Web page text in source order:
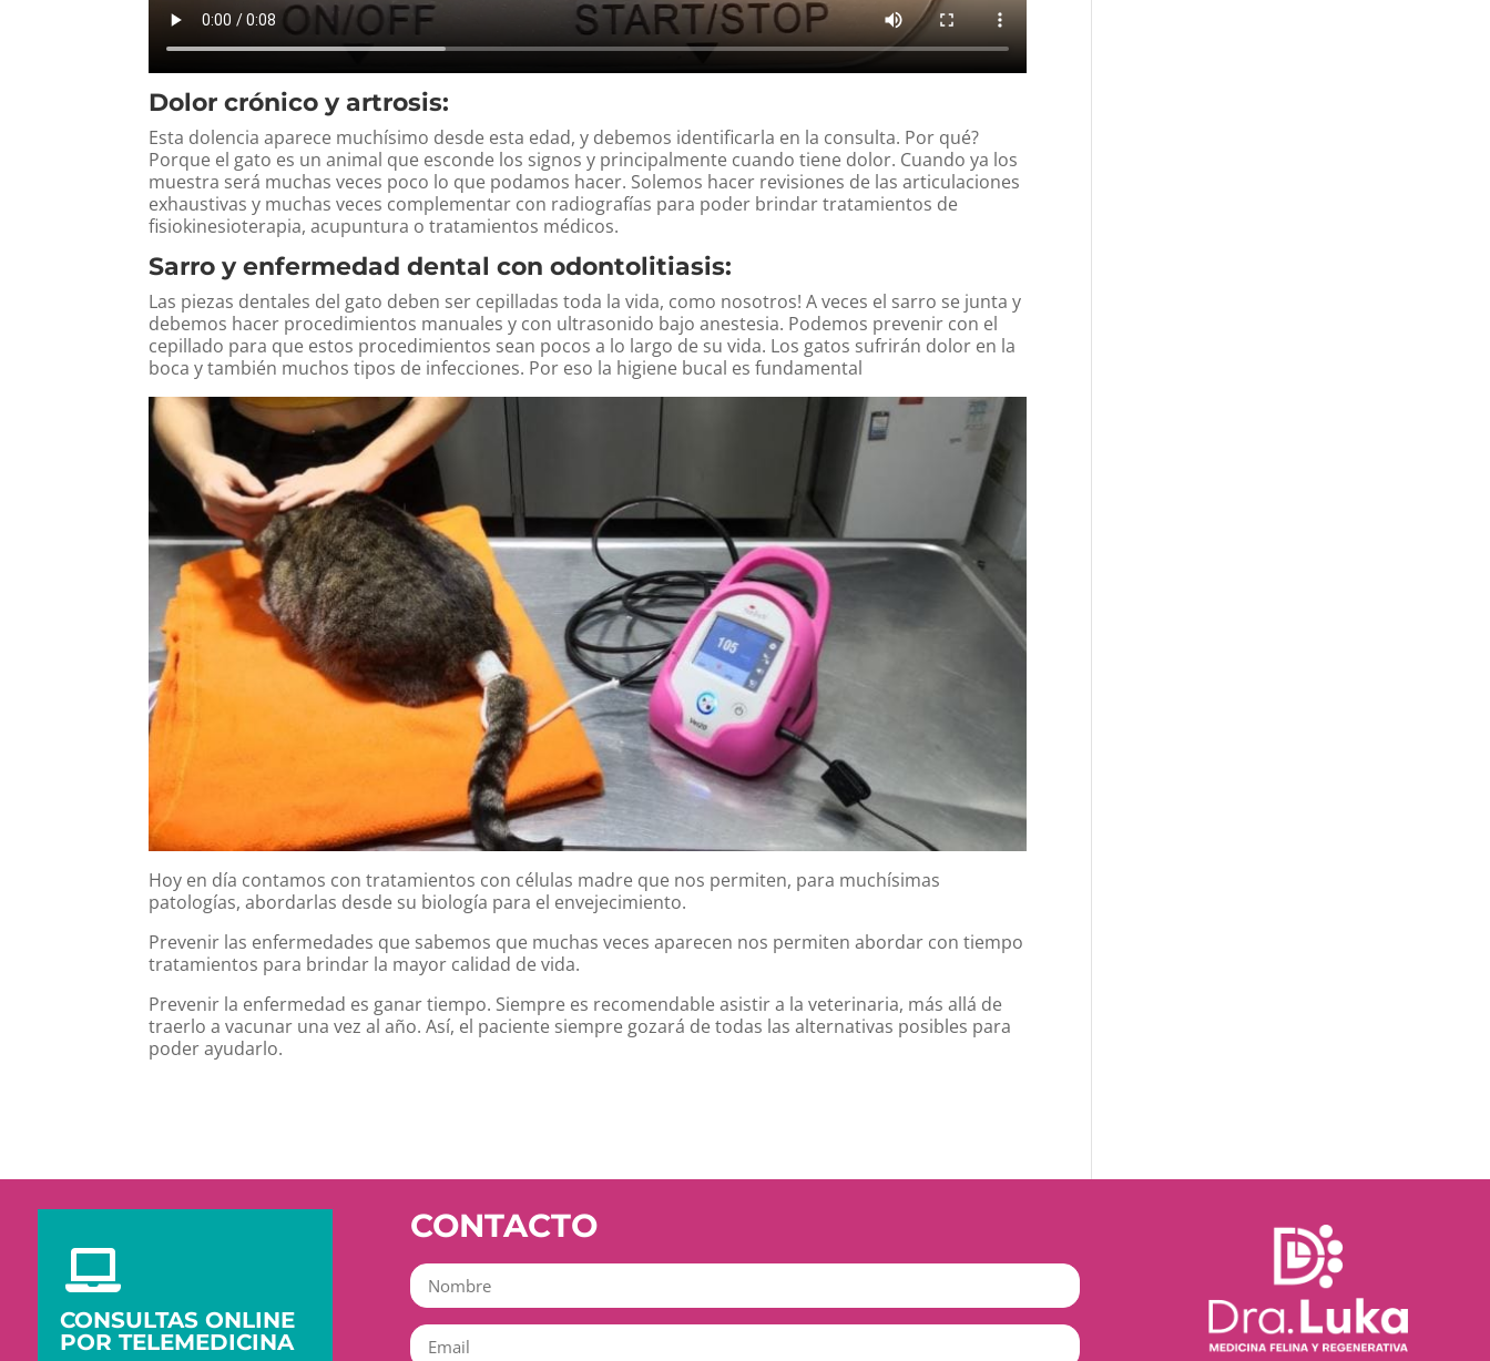
Dolor crónico y artrosis:
Esta dolencia aparece muchísimo desde esta edad, y debemos identificarla en la consulta. Por qué?
Porque el gato es un animal que esconde los signos y principalmente cuando tiene dolor. Cuando ya los
muestra será muchas veces poco lo que podamos hacer. Solemos hacer revisiones de las articulaciones
exhaustivas y muchas veces complementar con radiografías para poder brindar tratamientos de
fisiokinesioterapia, acupuntura o tratamientos médicos.
Sarro y enfermedad dental con odontolitiasis:
Las piezas dentales del gato deben ser cepilladas toda la vida, como nosotros! A veces el sarro se junta y
debemos hacer procedimientos manuales y con ultrasonido bajo anestesia. Podemos prevenir con el
cepillado para que estos procedimientos sean pocos a lo largo de su vida. Los gatos sufrirán dolor en la
boca y también muchos tipos de infecciones. Por eso la higiene bucal es fundamental
Hoy en día contamos con tratamientos con células madre que nos permiten, para muchísimas
patologías, abordarlas desde su biología para el envejecimiento.
Prevenir las enfermedades que sabemos que muchas veces aparecen nos permiten abordar con tiempo
tratamientos para brindar la mayor calidad de vida.
Prevenir la enfermedad es ganar tiempo. Siempre es recomendable asistir a la veterinaria, más allá de
traerlo a vacunar una vez al año. Así, el paciente siempre gozará de todas las alternativas posibles para
poder ayudarlo.

CONSULTAS ONLINE
POR TELEMEDICINA
CONTACTO